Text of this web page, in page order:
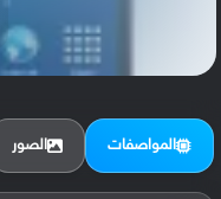
المواصفات الصور